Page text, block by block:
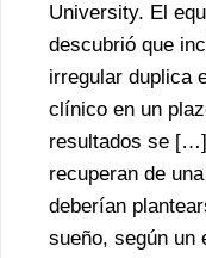
University. El
descubrió que
irregular duplica
clínico en un
resultados se
recuperan de
deberían
sueño, según un